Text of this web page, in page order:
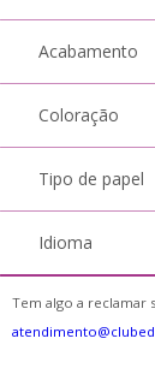
Acabamento
Coloração
Tipo de papel
Idioma
Tem algo a reclamar